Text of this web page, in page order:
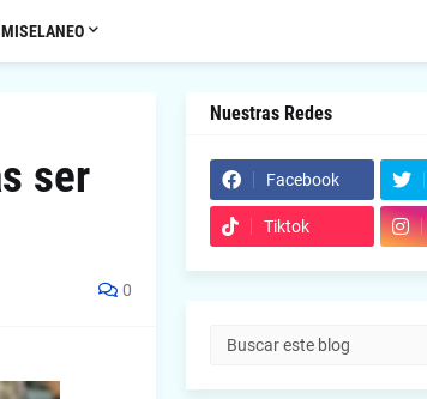
MISELANEO
ser
0
Nuestras Redes
Facebook
Tiktok